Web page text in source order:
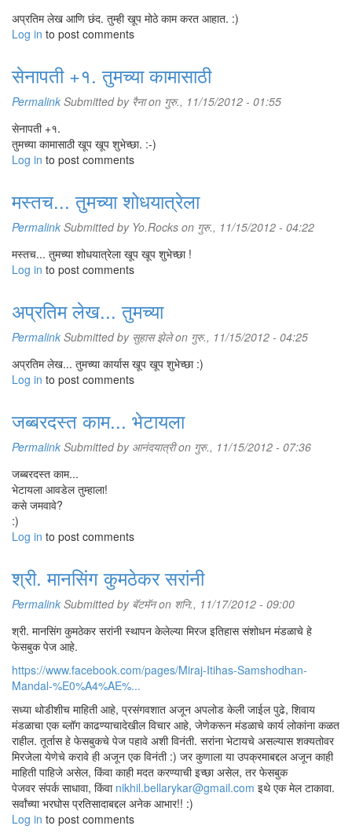
अप्रतिम लेख आणि छंद. तुम्ही खूप मोठे काम करत आहात. :)
Log in to post comments
सेनापती +१. तुमच्या कामासाठी
Permalink Submitted by रैनाon गुरु., 11/15/2012 - 01:55
सेनापती +१.
तुमच्या कामासाठी खूप खूप शुभेच्छा. :-)
Log in to post comments
मस्तच... तुमच्या शोधयात्रेला
Permalink Submitted by Yo.Rocks on गुरु., 11/15/2012 - 04:22
मस्तच... तुमच्या शोधयात्रेला खूप खूप शुभेच्छा !
Log in to post comments
अप्रतिम लेख... तुमच्या
Permalink Submitted by सुहास झेलेon गुरु., 11/15/2012 - 04:25
अप्रतिम लेख... तुमच्या कार्यास खूप खूप शुभेच्छा :)
Log in to post comments
जब्बरदस्त काम... भेटायला
Permalink Submitted by आनंदयात्रीon गुरु., 11/15/2012 - 07:36
जब्बरदस्त काम...
भेटायला आवडेल तुम्हाला!
कसे जमवावे?
:)
Log in to post comments
श्री. मानसिंग कुमठेकर सरांनी
Permalink Submitted by बॅटमॅनon शनि., 11/17/2012 - 09:00
श्री. मानसिंग कुमठेकर सरांनी स्थापन केलेल्या मिरज इतिहास संशोधन मंडळाचे हे
फेसबुक पेज आहे.
https://www.facebook.com/pages/Miraj-Itihas-Samshodhan-
Mandal-%E0%A4%AE%...
सध्या थोडीशीच माहिती आहे, प्रसंगवशात अजून अपलोड केली जाईल पुढे, शिवाय
मंडळाचा एक ब्लॉग काढण्याचादेखील विचार आहे, जेणेकरून मंडळाचे कार्य लोकांना कळत
राहील. तूर्तास हे फेसबुकचे पेज पहावे अशी विनंती. सरांना भेटायचे असल्यास शक्यतोवर
मिरजेला येणेचे करावे ही अजून एक विनंती :) जर कुणाला या उपक्रमाबद्दल अजून काही
माहिती पाहिजे असेल, किंवा काही मदत करण्याची इच्छा असेल, तर फेसबुक
पेजवर संपर्क साधावा, किंवा nikhil.bellarykar@gmail.com इथे एक मेल टाकावा.
सर्वांच्या भरघोस प्रतिसादाबद्दल अनेक आभार!! :)
Log in to post comments